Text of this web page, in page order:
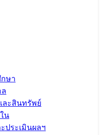
กษา
ละสินทรัพย์
น
ประเมินผลฯ